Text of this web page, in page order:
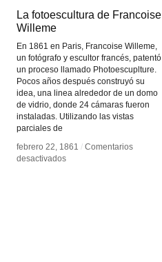
La fotoescultura de Francoise
Willeme
En 1861 en Paris, Francoise Willeme,
un fotógrafo y escultor francés, patentó
un proceso llamado Photoescuplture.
Pocos años después construyó su
idea, una linea alrededor de un domo
de vidrio, donde 24 cámaras fueron
instaladas. Utilizando las vistas
parciales de
febrero 22, 1861 / Comentarios
desactivadosen
La fotoescultura de Francoise
Willeme
febrero 22, 1861 / Comentarios
desactivadosen